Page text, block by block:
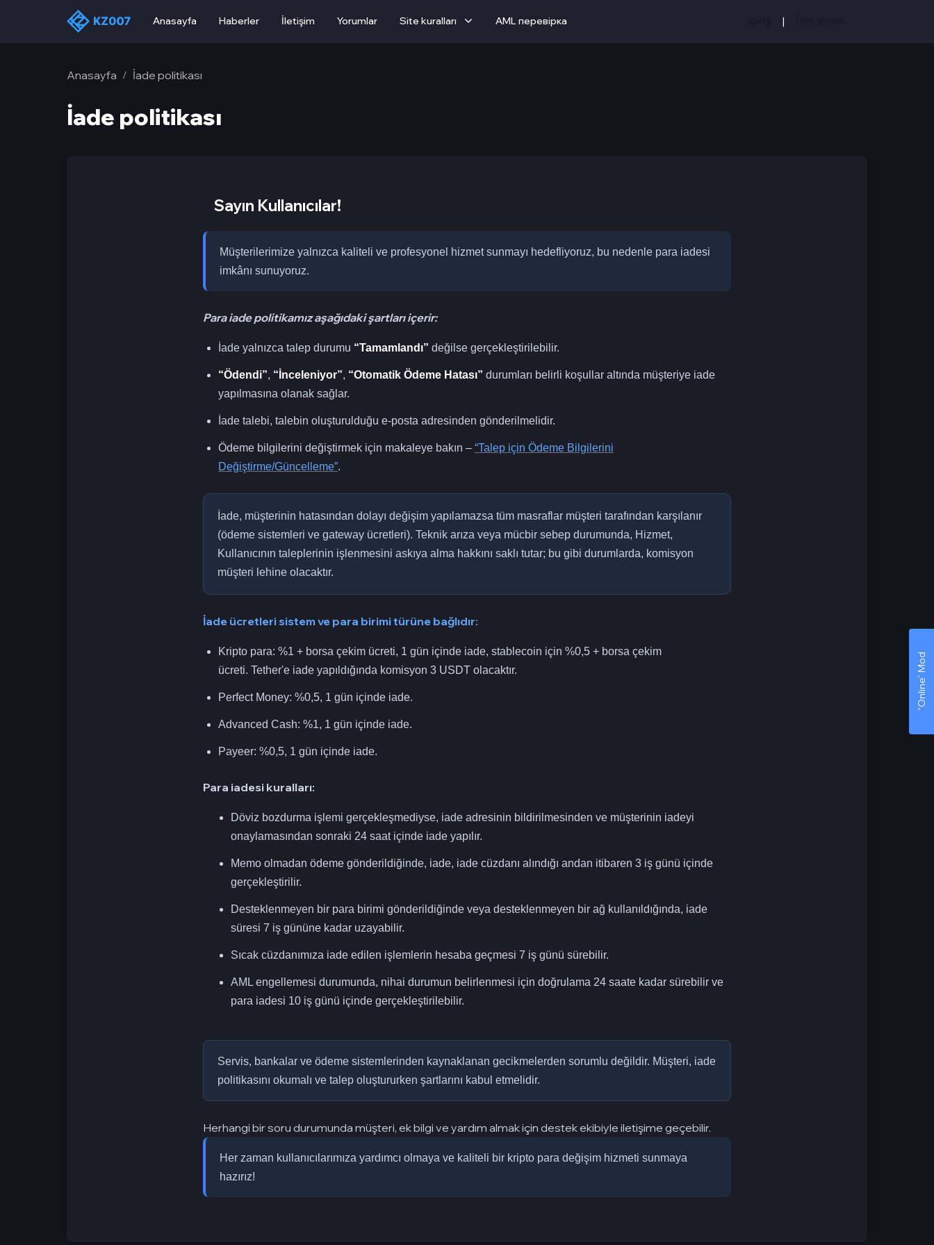
Anasayfa Haberler İletişim Yorumlar Site kuralları AML перевірка |
Anasayfa / İade politikası
İade politikası
Sayın Kullanıcılar!
Müşterilerimize yalnızca kaliteli ve profesyonel hizmet sunmayı hedefliyoruz, bu nedenle para iadesi
imkânı sunuyoruz.
Para iade politikamız aşağıdaki şartları içerir:
İade yalnızca talep durumu “Tamamlandı” değilse gerçekleştirilebilir.
“Ödendi”, “İnceleniyor”, “Otomatik Ödeme Hatası” durumları belirli koşullar altında müşteriye iade
yapılmasına olanak sağlar.
İade talebi, talebin oluşturulduğu e-posta adresinden gönderilmelidir.
Ödeme bilgilerini değiştirmek için makaleye bakın – “Talep için Ödeme Bilgilerini
Değiştirme/Güncelleme”.
İade, müşterinin hatasından dolayı değişim yapılamazsa tüm masraflar müşteri tarafından karşılanır
(ödeme sistemleri ve gateway ücretleri). Teknik arıza veya mücbir sebep durumunda, Hizmet,
Kullanıcının taleplerinin işlenmesini askıya alma hakkını saklı tutar; bu gibi durumlarda, komisyon
müşteri lehine olacaktır.
İade ücretleri sistem ve para birimi türüne bağlıdır:
Kripto para: %1 + borsa çekim ücreti, 1 gün içinde iade, stablecoin için %0,5 + borsa çekim
ücreti. Tether'e iade yapıldığında komisyon 3 USDT olacaktır.
Perfect Money: %0,5, 1 gün içinde iade.
Advanced Cash: %1, 1 gün içinde iade.
Payeer: %0,5, 1 gün içinde iade.
Para iadesi kuralları:
Döviz bozdurma işlemi gerçekleşmediyse, iade adresinin bildirilmesinden ve müşterinin iadeyi
onaylamasından sonraki 24 saat içinde iade yapılır.
Memo olmadan ödeme gönderildiğinde, iade, iade cüzdanı alındığı andan itibaren 3 iş günü içinde
gerçekleştirilir.
Desteklenmeyen bir para birimi gönderildiğinde veya desteklenmeyen bir ağ kullanıldığında, iade
süresi 7 iş gününe kadar uzayabilir.
Sıcak cüzdanımıza iade edilen işlemlerin hesaba geçmesi 7 iş günü sürebilir.
AML engellemesi durumunda, nihai durumun belirlenmesi için doğrulama 24 saate kadar sürebilir ve
para iadesi 10 iş günü içinde gerçekleştirilebilir.
Servis, bankalar ve ödeme sistemlerinden kaynaklanan gecikmelerden sorumlu değildir. Müşteri, iade
politikasını okumalı ve talep oluştururken şartlarını kabul etmelidir.
Herhangi bir soru durumunda müşteri, ek bilgi ve yardım almak için destek ekibiyle iletişime geçebilir.
Her zaman kullanıcılarımıza yardımcı olmaya ve kaliteli bir kripto para değişim hizmeti sunmaya
hazırız!
“Online” Mod